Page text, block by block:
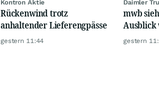
Kontron Aktie
Rückenwind trotz
anhaltender Lieferengpässe
gestern 11:44
Daimler
mwb
Ausblick
gestern